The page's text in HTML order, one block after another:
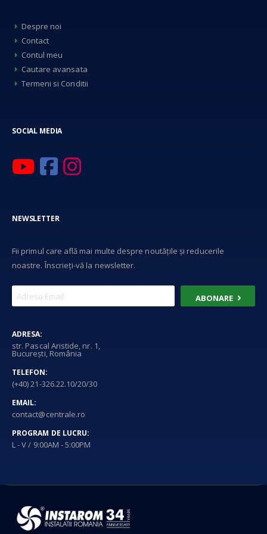
Despre noi
Contact
Contul meu
Cautare avansata
Termeni si Conditii
SOCIAL MEDIA
NEWSLETTER
Fii primul care află mai multe despre noutățile și reducerile
noastre. Înscrieți-vă la newsletter.
ABONARE
ADRESA:
str. Pascal Aristide, nr. 1,
București, România
TELEFON:
(+40) 21-326.22.10/20/30
EMAIL:
contact@centrale.ro
PROGRAM DE LUCRU:
L - V / 9:00AM - 5:00PM